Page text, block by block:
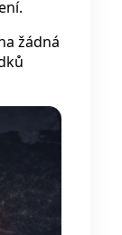
žádná